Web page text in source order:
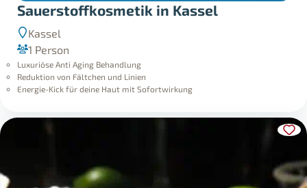
Sauerstoffkosmetik in Kassel
Kassel
1 Person
Luxuriöse Anti Aging Behandlung
Reduktion von Fältchen und Linien
Energie-Kick für deine Haut mit Sofortwirkung